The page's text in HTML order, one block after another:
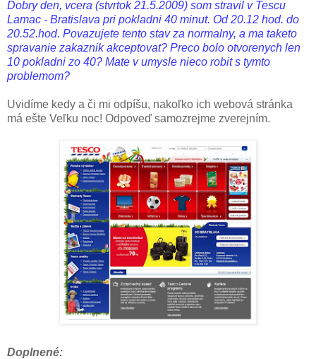
Dobry den, vcera (stvrtok 21.5.2009) som stravil v Tescu
Lamac - Bratislava pri pokladni 40 minut. Od 20.12 hod. do
20.52.hod. Povazujete tento stav za normalny, a ma taketo
spravanie zakaznik akceptovat? Preco bolo otvorenych len
10 pokladni zo 40? Mate v umysle nieco robit s tymto
problemom?
Uvidíme kedy a či mi odpíšu, nakoľko ich webová stránka
má ešte Veľku noc! Odpoveď samozrejme zverejním.
Doplnené: